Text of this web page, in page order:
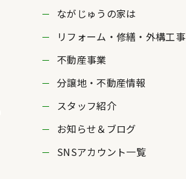
ながじゅうの家は
リフォーム・修繕・外構工事
不動産事業
分譲地・不動産情報
スタッフ紹介
お知らせ＆ブログ
SNSアカウント一覧